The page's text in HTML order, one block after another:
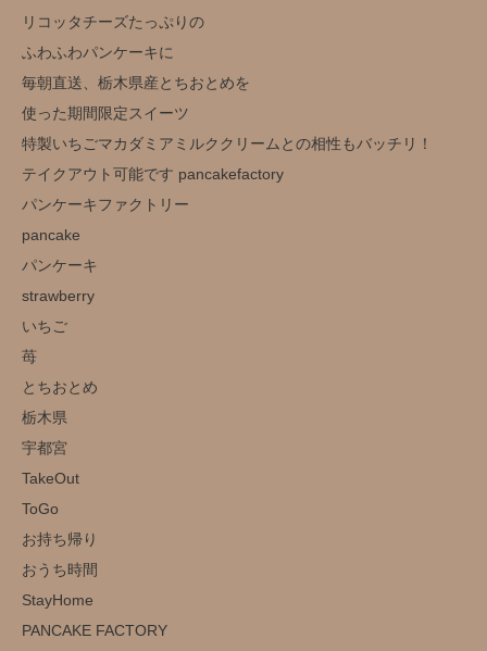
リコッタチーズたっぷりの
ふわふわパンケーキに
毎朝直送、栃木県産とちおとめを
使った期間限定スイーツ
特製いちごマカダミアミルククリームとの相性もバッチリ！
テイクアウト可能です️ pancakefactory
パンケーキファクトリー
pancake
パンケーキ
strawberry
いちご
苺
とちおとめ
栃木県
宇都宮
TakeOut
ToGo
お持ち帰り
おうち時間
StayHome
PANCAKE FACTORY